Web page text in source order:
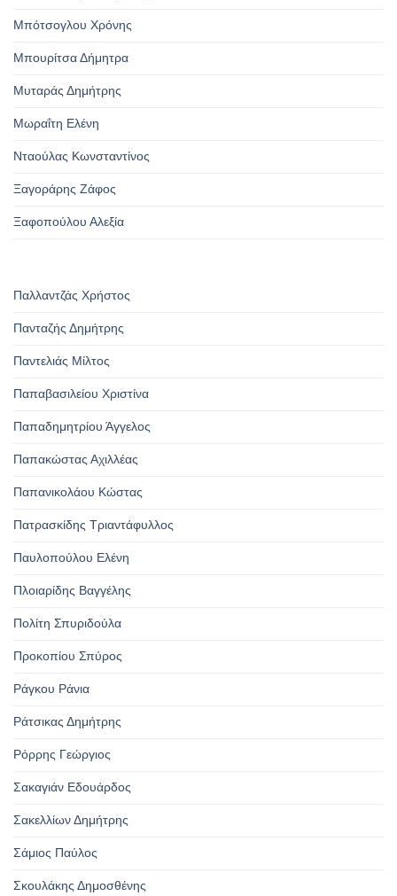
Μπότσογλου Χρόνης
Μπουρίτσα Δήμητρα
Μυταράς Δημήτρης
Μωραΐτη Ελένη
Νταούλας Κωνσταντίνος
Ξαγοράρης Ζάφος
Ξαφοπούλου Αλεξία
Παλλαντζάς Χρήστος
Πανταζής Δημήτρης
Παντελιάς Μίλτος
Παπαβασιλείου Χριστίνα
Παπαδημητρίου Άγγελος
Παπακώστας Αχιλλέας
Παπανικολάου Κώστας
Πατρασκίδης Τριαντάφυλλος
Παυλοπούλου Ελένη
Πλοιαρίδης Βαγγέλης
Πολίτη Σπυριδούλα
Προκοπίου Σπύρος
Ράγκου Ράνια
Ράτσικας Δημήτρης
Ρόρρης Γεώργιος
Σακαγιάν Εδουάρδος
Σακελλίων Δημήτρης
Σάμιος Παύλος
Σκουλάκης Δημοσθένης